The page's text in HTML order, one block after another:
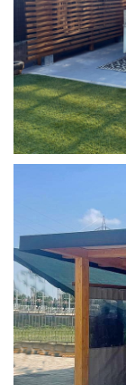
COPERTURA